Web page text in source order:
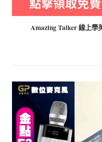
Amazing Talker 線上學